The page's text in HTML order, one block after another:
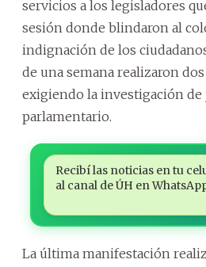
servicios a los legisladores
sesión donde blindaron al
indignación de los
de una semana realizaron
exigiendo la investigación de
parlamentario.
Recibí las noticias en tu
al canal de ÚH en
La última manifestación